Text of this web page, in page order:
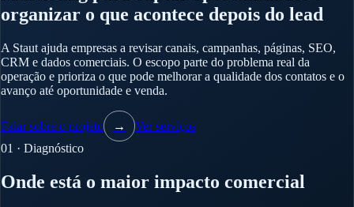
organizar o que acontece depois do lead
A Staut ajuda empresas a revisar canais, campanhas, páginas, SEO,
CRM e dados comerciais. O escopo parte do problema real da
operação e prioriza o que pode melhorar a qualidade dos contatos e o
avanço até oportunidade e venda.
Falar sobre o projeto →
Ver serviços
01 · Diagnóstico
Onde está o maior impacto comercial